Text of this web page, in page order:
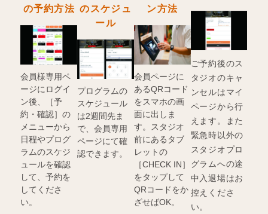
の予約方法
会員様専用ペ
ージにログイ
ン後、［予
約・確認］の
メニューから
日程やプログ
ラムのスケジ
ュールを確認
して、予約を
してくださ
い。
のスケジュ
ール
プログラムの
スケジュール
は2週間先ま
で、会員専用
ページにて確
認できます。
ン方法
会員ページに
あるQRコード
をスマホの画
面に出しま
す。スタジオ
前にあるタブ
レットの
［CHECK IN］
をタップして
QRコードをか
ざせばOK。
ご予約後のス
タジオのキャ
ンセルはマイ
ページから行
えます。また
緊急時以外の
スタジオプロ
グラムへの途
中入退場はお
控えくださ
い。